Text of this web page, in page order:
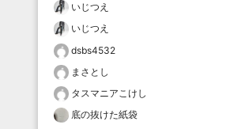
いじつえ
いじつえ
dsbs4532
まさとし
タスマニアこけし
底の抜けた紙袋